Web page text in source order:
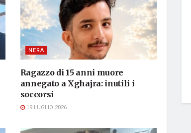
NERA
Ragazzo di 15 anni muore
annegato a Xghajra: inutili i
soccorsi
19 LUGLIO 2026